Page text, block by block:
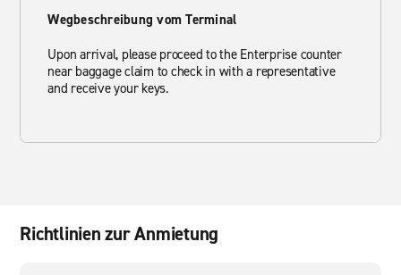
Wegbeschreibung vom Terminal
Upon arrival, please proceed to the Enterprise counter
near baggage claim to check in with a representative
and receive your keys.
Richtlinien zur Anmietung